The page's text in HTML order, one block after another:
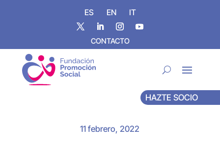
ES EN IT
CONTACTO
HAZTE SOCIO
11 febrero, 2022